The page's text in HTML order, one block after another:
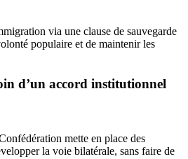
via une clause de sauvegarde
populaire et de maintenir les
d’un accord institutionnel
mette en place des
la voie bilatérale, sans faire de